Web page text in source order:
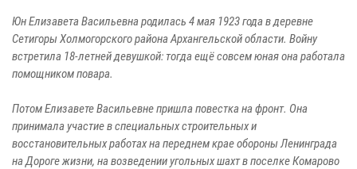
Юн Елизавета Васильевна родилась 4 мая 1923 года в деревне
Сетигоры Холмогорского района Архангельской области. Войну
встретила 18-летней девушкой: тогда ещё совсем юная она работала
помощником повара.
Потом Елизавете Васильевне пришла повестка на фронт. Она
принимала участие в специальных строительных и
восстановительных работах на переднем крае обороны Ленинграда
на Дороге жизни, на возведении угольных шахт в поселке Комарово